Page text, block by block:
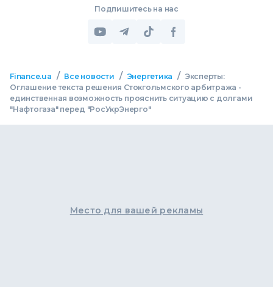
Подпишитесь на нас
Finance.ua / Все новости / Энергетика / Эксперты:
Оглашение текста решения Стокгольмского арбитража -
единственная возможность прояснить ситуацию с долгами
"Нафтогаза" перед "РосУкрЭнерго"
Место для вашей рекламы